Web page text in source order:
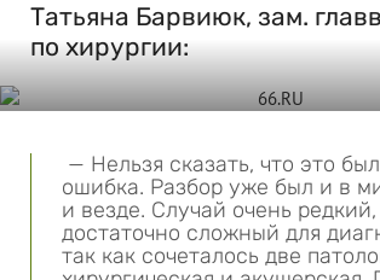
Татьяна Барвиюк, зам.
по хирургии:
— Нельзя сказать, что это
ошибка. Разбор уже был и в
и везде. Случай очень редкий,
достаточно сложный для
так как сочеталось две